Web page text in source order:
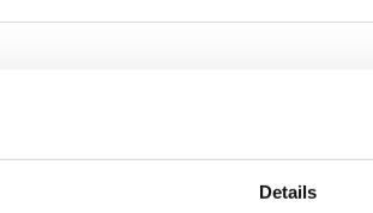
Details